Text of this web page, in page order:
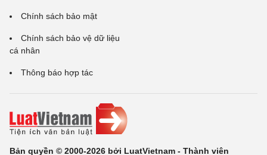
Chính sách bảo mật
Chính sách bảo vệ dữ liệu
cá nhân
Thông báo hợp tác
Bản quyền © 2000-2026 bởi LuatVietnam - Thành viên